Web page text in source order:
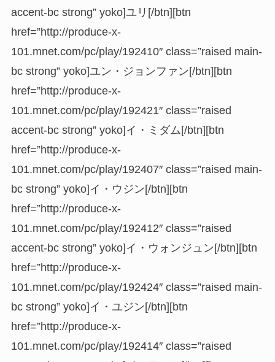
accent-bc strong” yoko]ユリ[/btn][btn
href=”http://produce-x-
101.mnet.com/pc/play/192410″ class=”raised main-
bc strong” yoko]ユン・ジョンファン[/btn][btn
href=”http://produce-x-
101.mnet.com/pc/play/192421″ class=”raised
accent-bc strong” yoko]イ・ミダム[/btn][btn
href=”http://produce-x-
101.mnet.com/pc/play/192407″ class=”raised main-
bc strong” yoko]イ・ウジン[/btn][btn
href=”http://produce-x-
101.mnet.com/pc/play/192412″ class=”raised
accent-bc strong” yoko]イ・ウォンジュン[/btn][btn
href=”http://produce-x-
101.mnet.com/pc/play/192424″ class=”raised main-
bc strong” yoko]イ・ユジン[/btn][btn
href=”http://produce-x-
101.mnet.com/pc/play/192414″ class=”raised